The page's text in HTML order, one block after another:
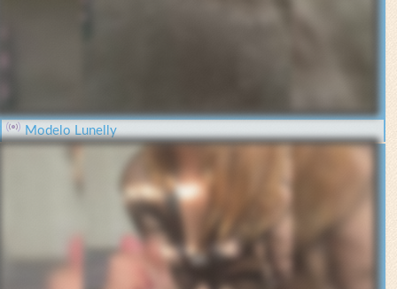
Modelo Lunelly